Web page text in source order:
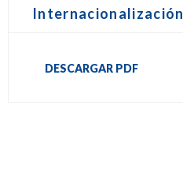
Internacionalización
DESCARGAR PDF